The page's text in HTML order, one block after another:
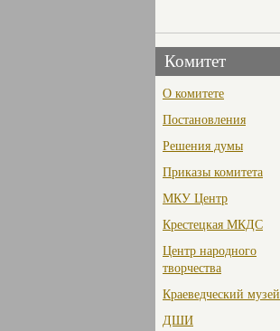
Комитет
О комитете
Постановления
Решения думы
Приказы комитета
МКУ Центр
Крестецкая МКДС
Центр народного
творчества
Краеведческий музей
ДШИ